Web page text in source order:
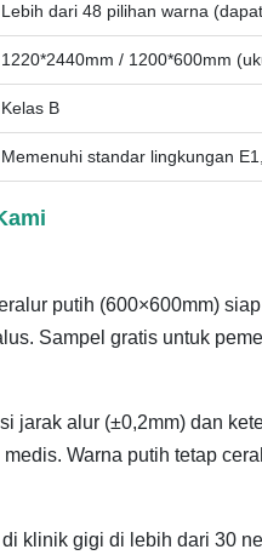
Lebih dari 48 pilihan warna
1220*2440mm / 1200*600mm
Kelas B
Memenuhi standar lingkungan
putih (600×600mm)
Sampel gratis untuk
jarak alur (±0,2mm) dan
Warna putih tetap
klinik gigi di lebih dari 30